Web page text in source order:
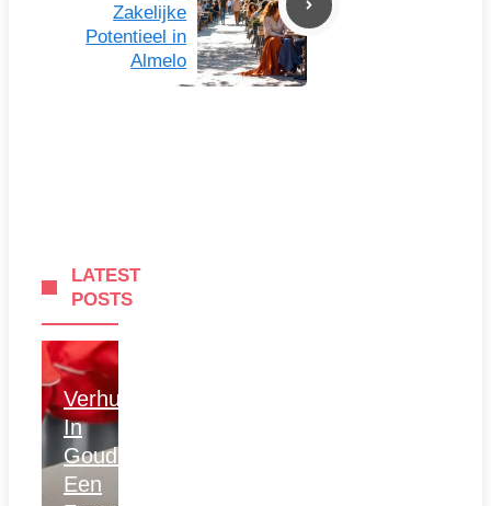
Zakelijke
Potentieel in
Almelo
LATEST
POSTS
Verhuizen
In
Gouda:
Een